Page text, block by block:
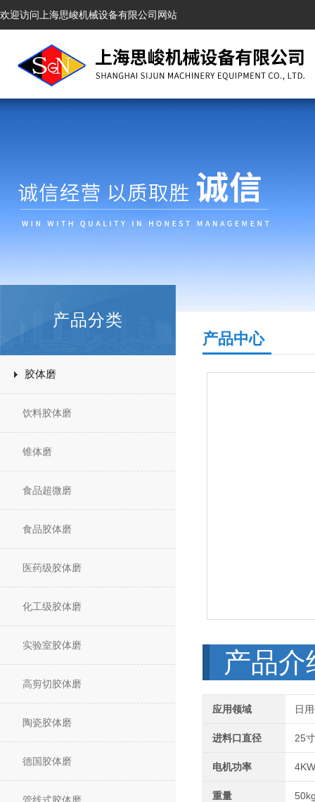
欢迎访问上海思峻机械设备有限公司网站
产品分类
胶体磨
饮料胶体磨
锥体磨
食品超微磨
食品胶体磨
医药级胶体磨
化工级胶体磨
实验室胶体磨
高剪切胶体磨
陶瓷胶体磨
德国胶体磨
产品中心
产品介
应用领域 日
进料口直径 25
电机功率
重量